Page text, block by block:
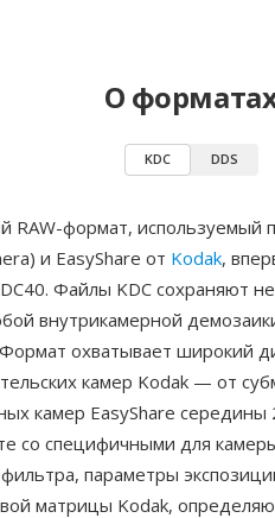
О
KDC DDS
RAW-формат, используемый
и EasyShare от Kodak,
Файлы KDC сохраняют
внутрикамерной
охватывает широкий
камер Kodak — от
камер EasyShare
со специфичными для
параметры
матрицы Kodak,